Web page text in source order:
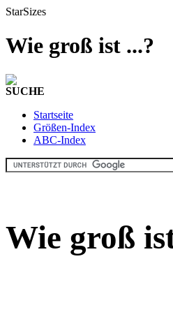
StarSizes
Wie groß ist ...?
SUCHE
Startseite
Größen-Index
ABC-Index
Wie groß